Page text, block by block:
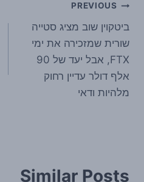
ניווט
PREVIOUS
ביטקוין שוב מציג סטייה
שורית שמזכירה את ימי
FTX, אבל יעד של 90
אלף דולר עדיין רחוק
מלהיות ודאי
Similar Posts